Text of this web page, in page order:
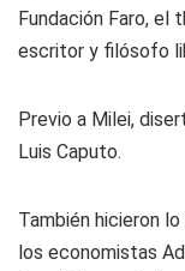
Fundación Faro, el
escritor y filósofo
Previo a Milei,
Luis Caputo.
También hicieron
los economistas